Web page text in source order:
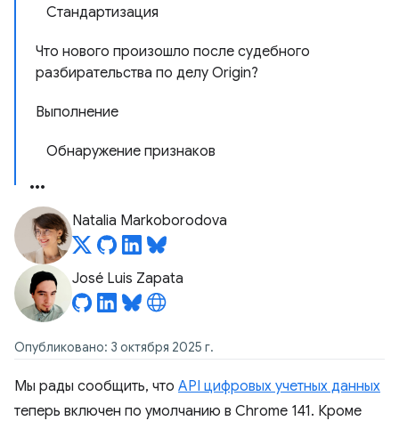
Стандартизация
Что нового произошло после судебного
разбирательства по делу Origin?
Выполнение
Обнаружение признаков
Natalia Markoborodova
José Luis Zapata
Опубликовано: 3 октября 2025 г.
Мы рады сообщить, что API цифровых учетных данных
теперь включен по умолчанию в Chrome 141. Кроме